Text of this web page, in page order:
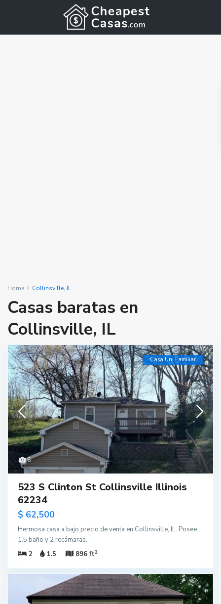
Home Collinsville, IL
Casas baratas en
Collinsville, IL
6
Casa Uni Familiar
523 S Clinton St Collinsville Illinois
62234
$ 62,500
Hermosa casa a bajo precio de venta en Collinsville, IL. Posee
1.5 baño y 2 recámaras.
2
1.5 896 ft2